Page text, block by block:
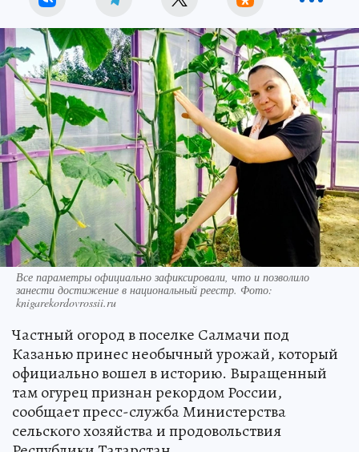
Все параметры официально зафиксировали, что и позволило
занести достижение в национальный реестр. Фото:
knigarekordovrossii.ru
Частный огород в поселке Салмачи под
Казанью принес необычный урожай, который
официально вошел в историю. Выращенный
там огурец признан рекордом России,
сообщает пресс-служба Министерства
сельского хозяйства и продовольствия